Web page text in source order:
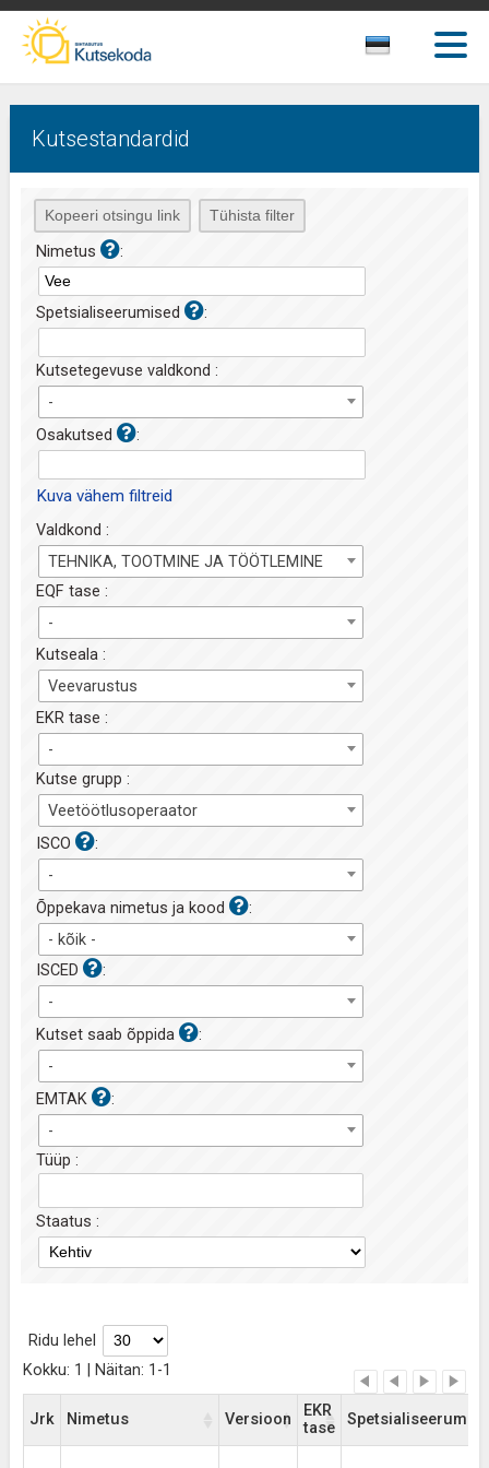
Kutsestandardid
Nimetus :
Spetsialiseerumised :
Kutsetegevuse valdkond :
-
Osakutsed
:
Kuva vähem filtreid
Valdkond :
TEHNIKA, TOOTMINE JA TÖÖTLEMINE
EQF tase :
-
Kutseala :
Veevarustus
EKR tase :
-
Kutse grupp :
Veetöötlusoperaator
ISCO
:
-
Õppekava nimetus ja kood
:
- kõik -
ISCED
:
-
Kutset saab õppida
:
-
EMTAK
:
-
Tüüp :
Staatus :
Ridu lehel
Kokku: 1 | Näitan: 1-1
Jrk Nimetus Versioon
EKR
tase